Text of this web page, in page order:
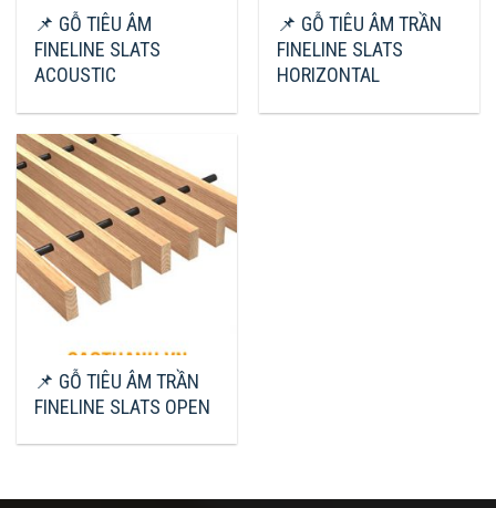
📌 GỖ TIÊU ÂM
FINELINE SLATS
ACOUSTIC
📌 GỖ TIÊU ÂM TRẦN
FINELINE SLATS
HORIZONTAL
📌 GỖ TIÊU ÂM TRẦN
FINELINE SLATS OPEN